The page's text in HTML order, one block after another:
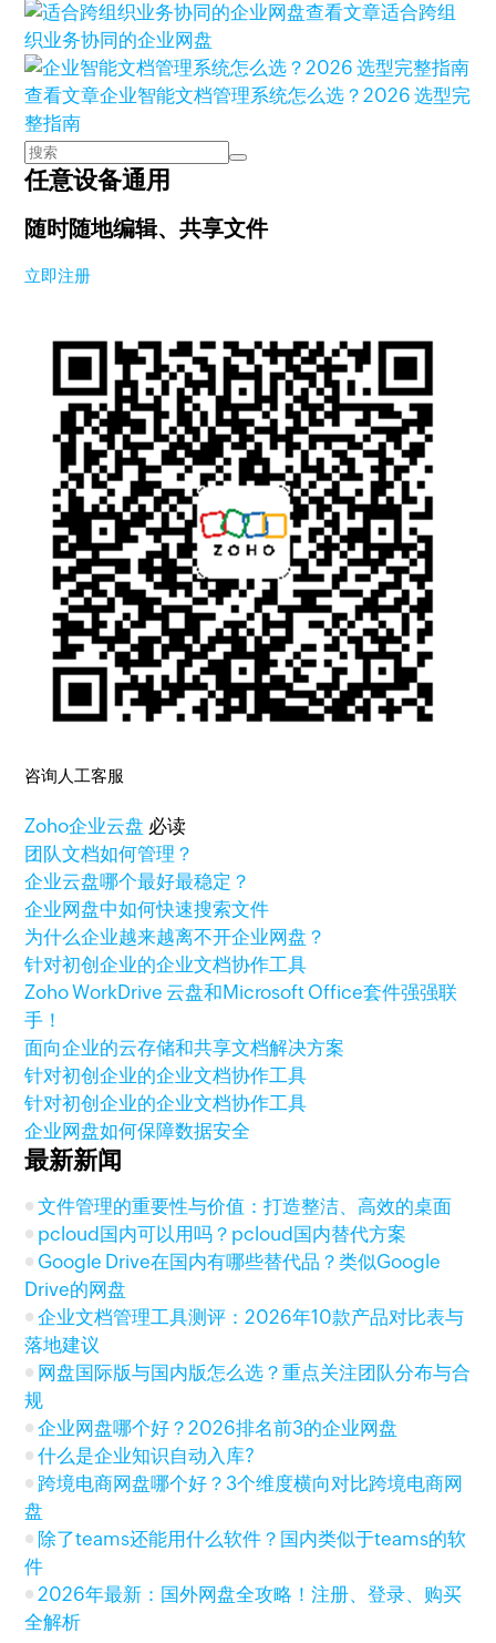
查看文章适合跨组
织业务协同的企业网盘
查看文章企业智能文档管理系统怎么选？2026 选型完
整指南
任意设备通用
随时随地编辑、共享文件
立即注册
咨询人工客服
Zoho企业云盘 必读
团队文档如何管理？
企业云盘哪个最好最稳定？
企业网盘中如何快速搜索文件
为什么企业越来越离不开企业网盘？
针对初创企业的企业文档协作工具
Zoho WorkDrive 云盘和Microsoft Office套件强强联
手！
面向企业的云存储和共享文档解决方案
针对初创企业的企业文档协作工具
针对初创企业的企业文档协作工具
企业网盘如何保障数据安全
最新新闻
文件管理的重要性与价值：打造整洁、高效的桌面
pcloud国内可以用吗？pcloud国内替代方案
Google Drive在国内有哪些替代品？类似Google
Drive的网盘
企业文档管理工具测评：2026年10款产品对比表与
落地建议
网盘国际版与国内版怎么选？重点关注团队分布与合
规
企业网盘哪个好？2026排名前3的企业网盘
什么是企业知识自动入库?
跨境电商网盘哪个好？3个维度横向对比跨境电商网
盘
除了teams还能用什么软件？国内类似于teams的软
件
2026年最新：国外网盘全攻略！注册、登录、购买
全解析